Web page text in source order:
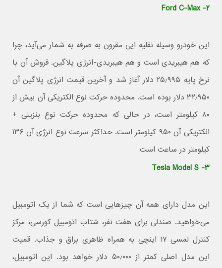
۲- Ford C-Max
این خودرو وسیله نقلیه ایی مقرون به صرفه‌ به شمار می‌آید، چرا
که هم هیبریدی است و هم هیبریدی-انرژی پلاگین. فروش آن با
نرخ پایه ۲۵٫۹۹۵ دلار آغاز شد و آخرین قیمت انرژی پلاگین آن
۳۲٫۹۵۰ دلار بوده است. محدوده حرکت نوع الکتریکی آن بیش از
۸۰ کیلومتر است، در حالی که محدوده حرکت نوع بنزینی +
الکتریکی آن ۹۵۰ کیلومتر است. حداکثر سرعت نوع انرژی آن ۱۳۶
کیلومتر در ساعت است
۳- Tesla Model S
این مدل دارای همه آن چیزهایی است که شما از یک اتومبیل
می‌خواهید. صندلی برای هفت نفر، شتاب اتومبیل کورسی، مرکز
کنترل لمسی ۱۷ اینچی به همراه ظاهری براق و جذاب. قمیت
این مدل اصلی کمتر از ۵۰٫۰۰۰ دلار خواهد بود. این اتومبیل،